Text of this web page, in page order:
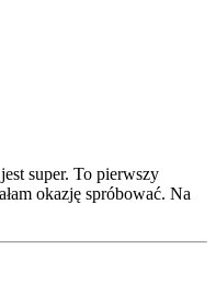
super. To pierwszy
okazję spróbować. Na